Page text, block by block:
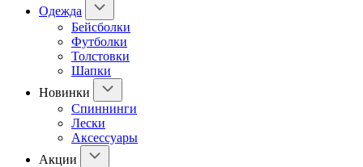
Одежда
Бейсболки
Футболки
Толстовки
Шапки
Новинки
Спиннинги
Лески
Аксессуары
Акции